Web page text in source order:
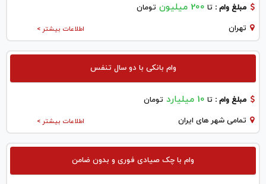
مبلغ وام : تا 200 میلیون تومان
اطلاعات بیشتر > تهران
وام بانکی با دو سال تنفس
مبلغ وام : تا 10 میلیارد تومان
اطلاعات بیشتر > تمامی شهر های ایران
وام با چک صیادی فوری و بدون ضامن